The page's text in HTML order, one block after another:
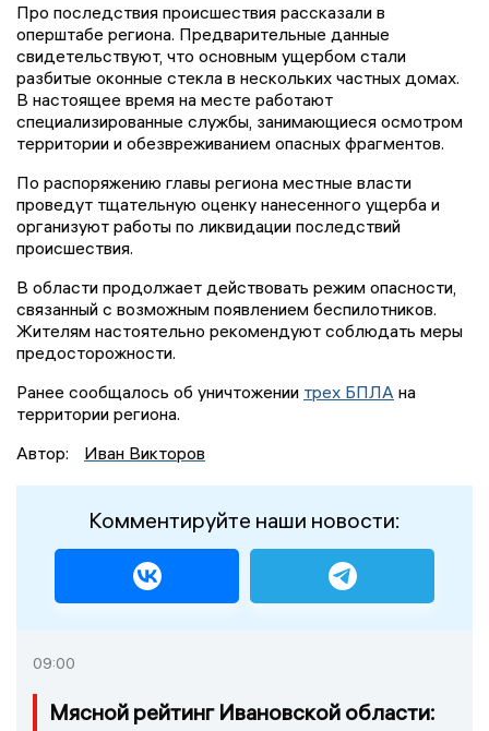
Про последствия происшествия рассказали в
оперштабе региона. Предварительные данные
свидетельствуют, что основным ущербом стали
разбитые оконные стекла в нескольких частных домах.
В настоящее время на месте работают
специализированные службы, занимающиеся осмотром
территории и обезвреживанием опасных фрагментов.
По распоряжению главы региона местные власти
проведут тщательную оценку нанесенного ущерба и
организуют работы по ликвидации последствий
происшествия.
В области продолжает действовать режим опасности,
связанный с возможным появлением беспилотников.
Жителям настоятельно рекомендуют соблюдать меры
предосторожности.
Ранее сообщалось об уничтожении трех БПЛА на
территории региона.
Автор:
Иван Викторов
Комментируйте наши новости:
09:00
Мясной рейтинг Ивановской области: